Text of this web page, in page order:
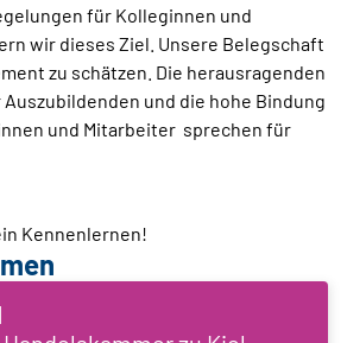
für Kolleginnen und
wir dieses Ziel. Unsere Belegschaft
zu schätzen. Die herausragenden
und die hohe Bindung
und Mitarbeiter sprechen für
Kennenlernen!